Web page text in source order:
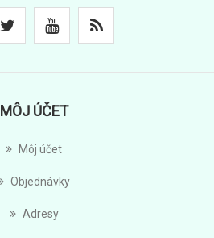
MÔJ ÚČET
Môj účet
Objednávky
Adresy